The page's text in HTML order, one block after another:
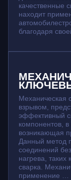
качественные
находит
благодаря
Механическая
взрывом,
эффективный
компонентов, в
возникающая
Данный метод
соединений
нагрева, таких
сварка.
применение …